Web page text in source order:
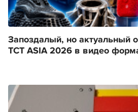
Запоздалый, но актуальный
TCT ASIA 2026 в видео